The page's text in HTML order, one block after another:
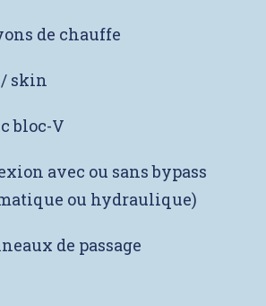
de chauffe
/ skin
bloc-V
avec ou sans bypass
ou hydraulique)
de passage